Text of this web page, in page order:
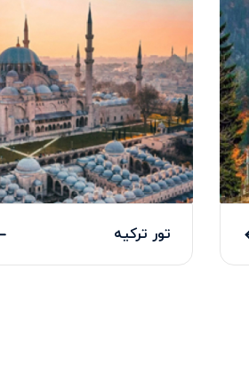
تور ترکیه